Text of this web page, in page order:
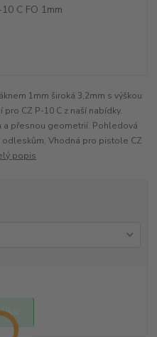
1mm široká 3,2mm s výškou
CZ P-10 C z naší nabídky.
a přesnou geometrií. Pohledová
Vhodná pro pistole CZ
popis